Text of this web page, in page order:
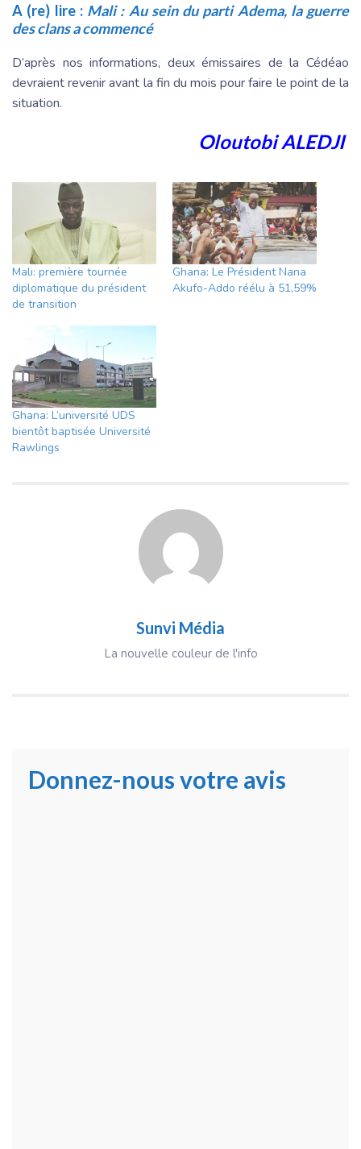
A (re) lire : Mali : Au sein du parti Adema, la guerre
des clans a commencé
D’après nos informations, deux émissaires de la Cédéao
devraient revenir avant la fin du mois pour faire le point de la
situation.
Oloutobi ALEDJI
Mali: première tournée
diplomatique du président
de transition
Ghana: Le Président Nana
Akufo-Addo réélu à 51,59%
Ghana: L’université UDS
bientôt baptisée Université
Rawlings
Sunvi Média
La nouvelle couleur de l'info
Donnez-nous votre avis